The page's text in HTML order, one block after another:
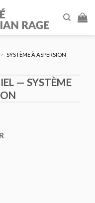
> SYSTÈME À ASPERSION
— SYSTÈME